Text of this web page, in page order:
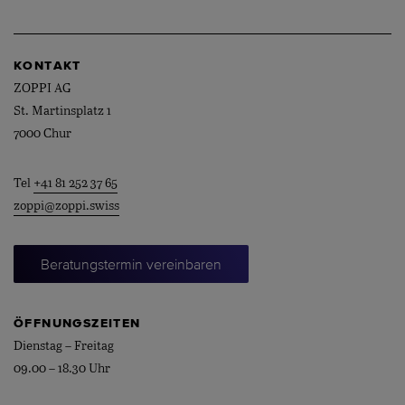
KONTAKT
ZOPPI AG
St. Martinsplatz 1
7000 Chur
Tel +41 81 252 37 65
zoppi@zoppi.swiss
Beratungstermin vereinbaren
ÖFFNUNGSZEITEN
Dienstag – Freitag
09.00 – 18.30 Uhr